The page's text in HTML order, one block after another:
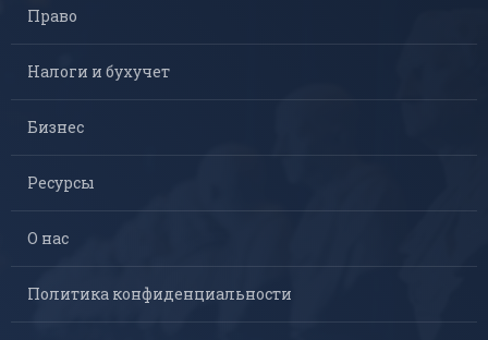
Право
Налоги и бухучет
Бизнес
Ресурсы
О нас
Политика конфиденциальности